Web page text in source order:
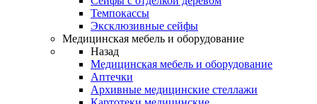
Темпокассы
Эксклюзивные сейфы
Медицинская мебель и оборудование
Назад
Медицинская мебель и оборудование
Аптечки
Архивные медицинские стеллажи